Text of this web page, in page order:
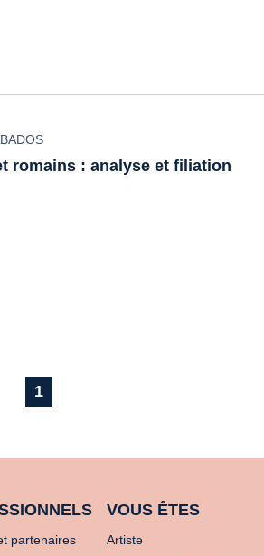
romains : analyse et filiation
1
partenaires
VOUS ÊTES
Artiste